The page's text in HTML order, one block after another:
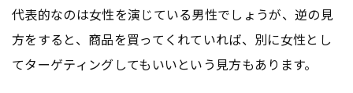
代表的なのは女性を演じている男性でしょうが、逆の見
方をすると、商品を買ってくれていれば、別に女性とし
てターゲティングしてもいいという見方もあります。